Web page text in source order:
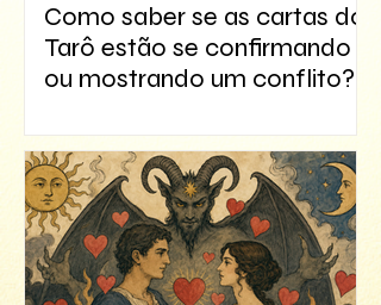
Como saber se as cartas do
Tarô estão se confirmando
ou mostrando um conflito?